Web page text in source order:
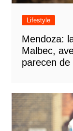
Lifestyle
Mendoza:
Malbec,
parecen